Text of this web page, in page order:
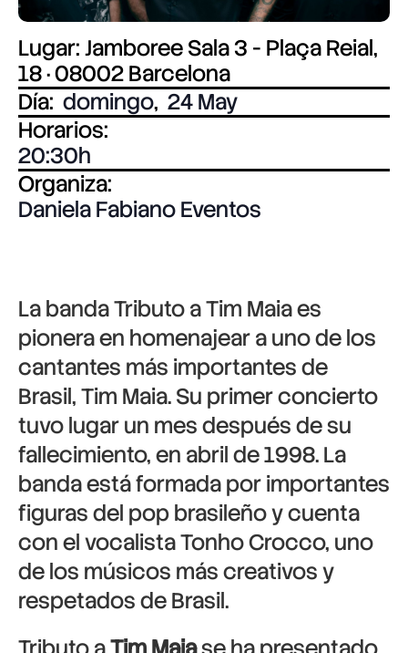
Lugar: Jamboree Sala 3 - Plaça Reial,
18 · 08002 Barcelona
Día: domingo, 24 May
Horarios:
20:30
Organiza:
Daniela Fabiano Eventos
La bandaTributo a Tim Maiaes
pionera en homenajear a uno de los
cantantes más importantes de
Brasil,Tim Maia. Su primer concierto
tuvo lugar un mes después de su
fallecimiento, en abril de 1998. La
banda está formada por importantes
figuras del pop brasileño y cuenta
con el vocalistaTonho Crocco, uno
de los músicos más creativos y
respetados de Brasil.